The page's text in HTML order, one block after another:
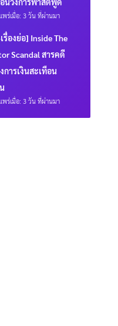
พร่เมื่อ: 3 วัน ที่ผ่านมา
รื่องย่อ] Inside The
Scandal สารคดี
การเงินสะเทือน
พร่เมื่อ: 3 วัน ที่ผ่านมา